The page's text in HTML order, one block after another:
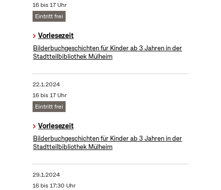
16 bis 17 Uhr
Eintritt frei
Vorlesezeit
Bilderbuchgeschichten für Kinder ab 3 Jahren in der
Stadtteilbibliothek Mülheim
22.1.2024
16 bis 17 Uhr
Eintritt frei
Vorlesezeit
Bilderbuchgeschichten für Kinder ab 3 Jahren in der
Stadtteilbibliothek Mülheim
29.1.2024
16 bis 17:30 Uhr